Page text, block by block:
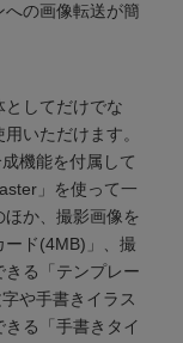
の画像転送が簡
としてだけでな
いただけます。
機能を付属して
」を使って一
か、撮影画像を
ード(4MB)」、撮
る「テンプレー
や手書きイラス
きる「手書きタイ